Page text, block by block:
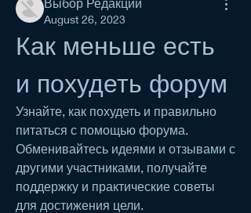
August 26, 2023
Как меньше есть
и похудеть форум
Узнайте, как похудеть и правильно
питаться с помощью форума.
Обменивайтесь идеями и отзывами с
другими участниками, получайте
поддержку и практические советы
для достижения цели.